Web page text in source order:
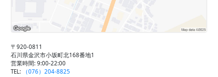
〒920-0811
石川県金沢市小坂町北168番地1
営業時間: 9:00-22:00
TEL:
（076）204-8825